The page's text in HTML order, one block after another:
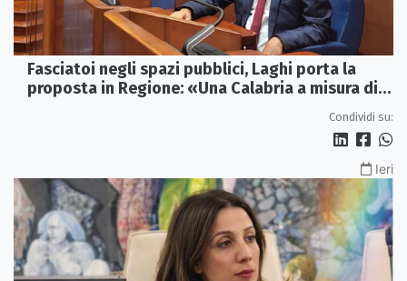
Fasciatoi negli spazi pubblici, Laghi porta la
proposta in Regione: «Una Calabria a misura di
Condividi su:
Ieri